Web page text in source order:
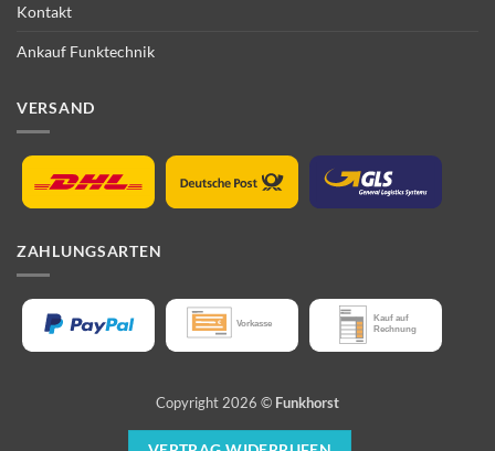
Kontakt
Ankauf Funktechnik
VERSAND
ZAHLUNGSARTEN
Copyright 2026 © Funkhorst